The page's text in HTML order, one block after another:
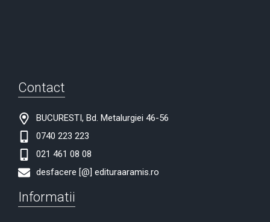
Contact
BUCURESTI, Bd. Metalurgiei 46-56
0740 223 223
021 461 08 08
desfacere [@] edituraaramis.ro
Informatii